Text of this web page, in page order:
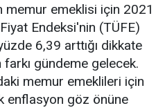
memur emeklisi için 2021
Endeksi'nin (TÜFE)
6,39 arttığı dikkate
farkı gündeme gelecek.
memur emeklileri için
enflasyon göz önüne